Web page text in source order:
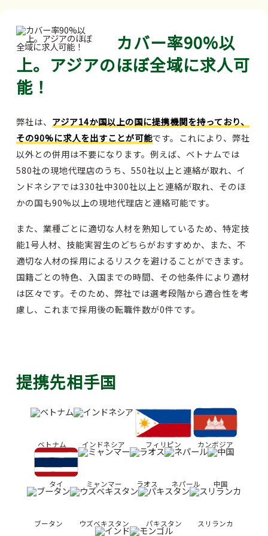
カバー率90%以
上。アジアのほぼ全域に求人可
能！
弊社は、 アジア14か国以上の国に提携機関を持っており、
その90%に求人を出すことが可能です。これにより、弊社
以外との併用は不要になります。例えば、ベトナムでは
580社の現地代理店のうち、550社以上と連絡が取れ、イ
ンドネシアでは330社中300社以上と連絡が取れ、そのほ
かの国も90%以上の現地代理店と連絡可能です。
また、業種ごとに適切な人材を熟知しているため、特定技
能1号人材、技能実習生のどちらがおすすめか、また、不
適切な人材の採用によるリスクを避けることができます。
国籍ごとの特色、入国までの時間、その他条件により適材
は区々です。そのため、弊社では選考段階から適合性を考
慮し、これまで採用後の転職件数が0件です。
提携先相手国
ベトナム インドネシア フィリピン カンボジア
タイ ミャンマー ラオス ネパール 中国
ブータン ウズベキスタン パキスタン スリランカ